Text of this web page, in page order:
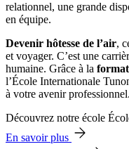
relationnel, une grande
en équipe.
Devenir hôtesse de l’air,
et voyager. C’est une
humaine. Grâce à la
l’École Internationale
à votre avenir professionnel.
Découvrez notre école
En savoir plus